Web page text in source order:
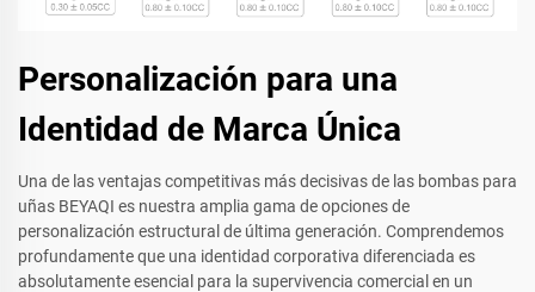
Personalización para una
Identidad de Marca Única
Una de las ventajas competitivas más decisivas de las bombas para
uñas BEYAQI es nuestra amplia gama de opciones de
personalización estructural de última generación. Comprendemos
profundamente que una identidad corporativa diferenciada es
absolutamente esencial para la supervivencia comercial en un